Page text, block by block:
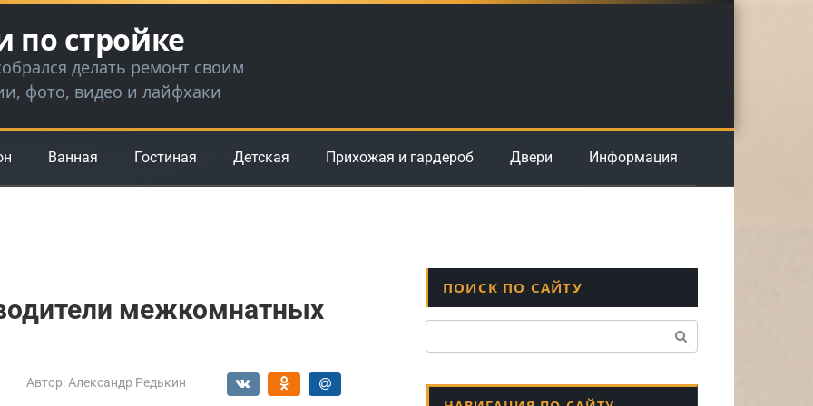
по стройке
делать ремонт своим
фото, видео и лайфхаки
Ванная Гостиная Детская Прихожая и гардероб Двери Информация
межкомнатных
Автор: Александр Редькин
ПОИСК ПО САЙТУ